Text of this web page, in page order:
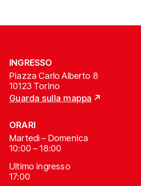
INGRESSO
Piazza Carlo Alberto 8
10123 Torino
Guarda sulla mappa
ORARI
Martedì – Domenica
10:00 – 18:00
Ultimo ingresso
17:00